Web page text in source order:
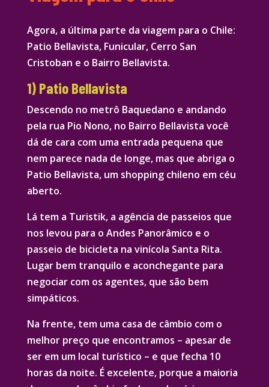
Agora, a última parte da viagem para o Chile:
Patio Bellavista, Funicular, Cerro San
Cristoban e o Bairro Bellavista.
1) Patio Bellavista
Descendo no metrô Baquedano e andando
pela rua Pio Nono, no Bairro Bellavista você
dá de cara com uma entrada pequena que
nem parece nada de longe, mas que abriga o
Patio Bellavista, um shopping chileno em céu
aberto.
Lá tem a Turistik, a agência de passeios que
nos levou para o Andes Panorâmico e o
passeio de bicicleta na vinícola Santa Rita.
Lugar bem tranquilo e aconchegante para
negociar com os agentes, que são bem
simpáticos.
Na frente, tem uma casa de câmbio com o
melhor preço que encontramos – apesar de
ser em um local turístico – e que fecha 10
horas da noite. É excelente, porque a maioria